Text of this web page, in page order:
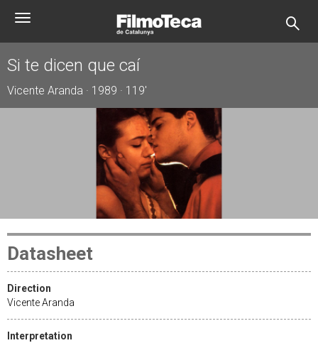
Toggle
Si te dicen que caí
Vicente Aranda · 1989 · 119'
Datasheet
Direction
Vicente Aranda
Interpretation